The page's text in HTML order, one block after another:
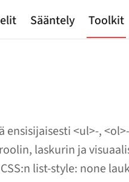
Sääntely Toolkit
<ul>-,
laskurin ja
list-style: none